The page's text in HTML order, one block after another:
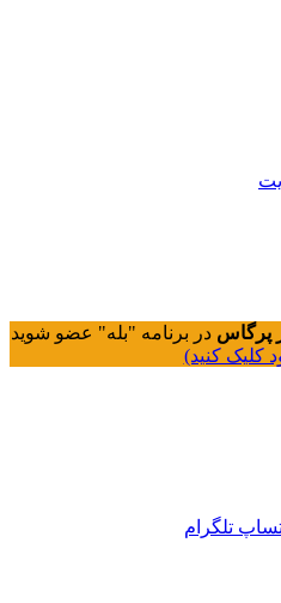
پرگاس در برنامه "بله" عضو شوید
کلیک کنید)
تلگرام